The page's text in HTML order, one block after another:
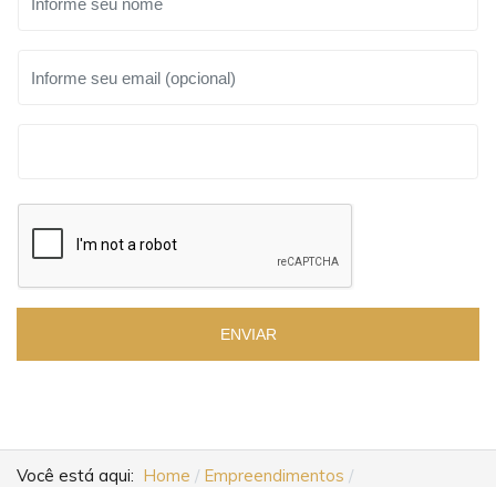
ENVIAR
Você está aqui: Home
Empreendimentos